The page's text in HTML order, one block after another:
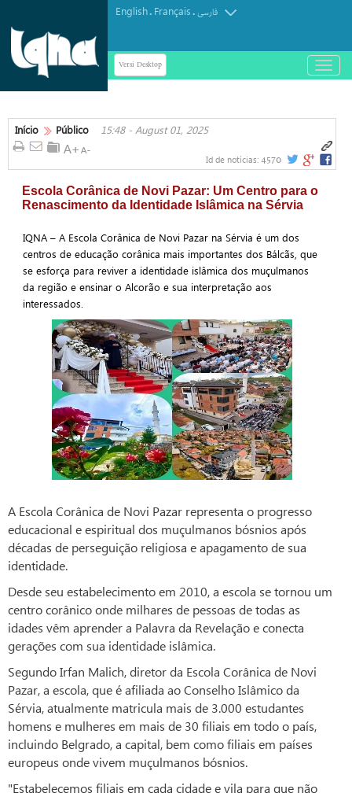
English. Français.فارسی
Versi Desktop
باز
و
کردن
Início Público 15:48 - August 01, 2025
Id de notícias: 4570
Escola Corânica de Novi Pazar: Um Centro para o
Renascimento da Identidade Islâmica na Sérvia
IQNA – A Escola Corânica de Novi Pazar na Sérvia é um dos
centros de educação corânica mais importantes dos Bálcãs, que
se esforça para reviver a identidade islâmica dos muçulmanos
da região e ensinar o Alcorão e sua interpretação aos
interessados.
A Escola Corânica de Novi Pazar representa o progresso
educacional e espiritual dos muçulmanos bósnios após
décadas de perseguição religiosa e apagamento de sua
identidade.
Desde seu estabelecimento em 2010, a escola se tornou um
centro corânico onde milhares de pessoas de todas as
idades vêm aprender a Palavra da Revelação e conecta
gerações com sua identidade islâmica.
Segundo Irfan Malich, diretor da Escola Corânica de Novi
Pazar, a escola, que é afiliada ao Conselho Islâmico da
Sérvia, atualmente matricula mais de 3.000 estudantes
homens e mulheres em mais de 30 filiais em todo o país,
incluindo Belgrado, a capital, bem como filiais em países
europeus onde vivem muçulmanos bósnios.
"Estabelecemos filiais em cada cidade e vila para que não